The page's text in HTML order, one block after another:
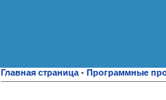
Главная страница - Программные